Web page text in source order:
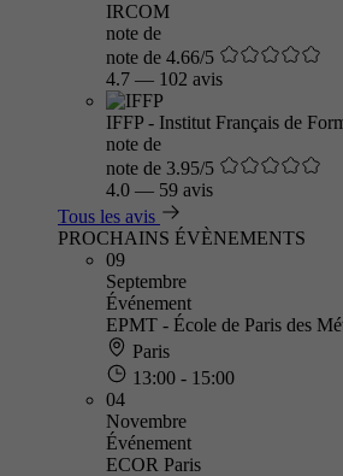
IRCOM
note de
note de 4.66/5
4.7 — 102 avis
IFFP - Institut Français de
note de
note de 3.95/5
4.0 — 59 avis
Tous les avis
PROCHAINS ÉVÈNEMENTS
09
Septembre
Événement
EPMT - École de Paris des
Paris
13:00 - 15:00
04
Novembre
Événement
ECOR Paris